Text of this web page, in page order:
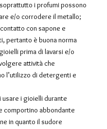
i profumi possono
e/o corrodere il metallo;
con sapone e
pertanto è buona norma
prima di lavarsi e/o
attività che
l’utilizzo di detergenti e
usare i gioielli durante
comportino abbondante
in quanto il sudore